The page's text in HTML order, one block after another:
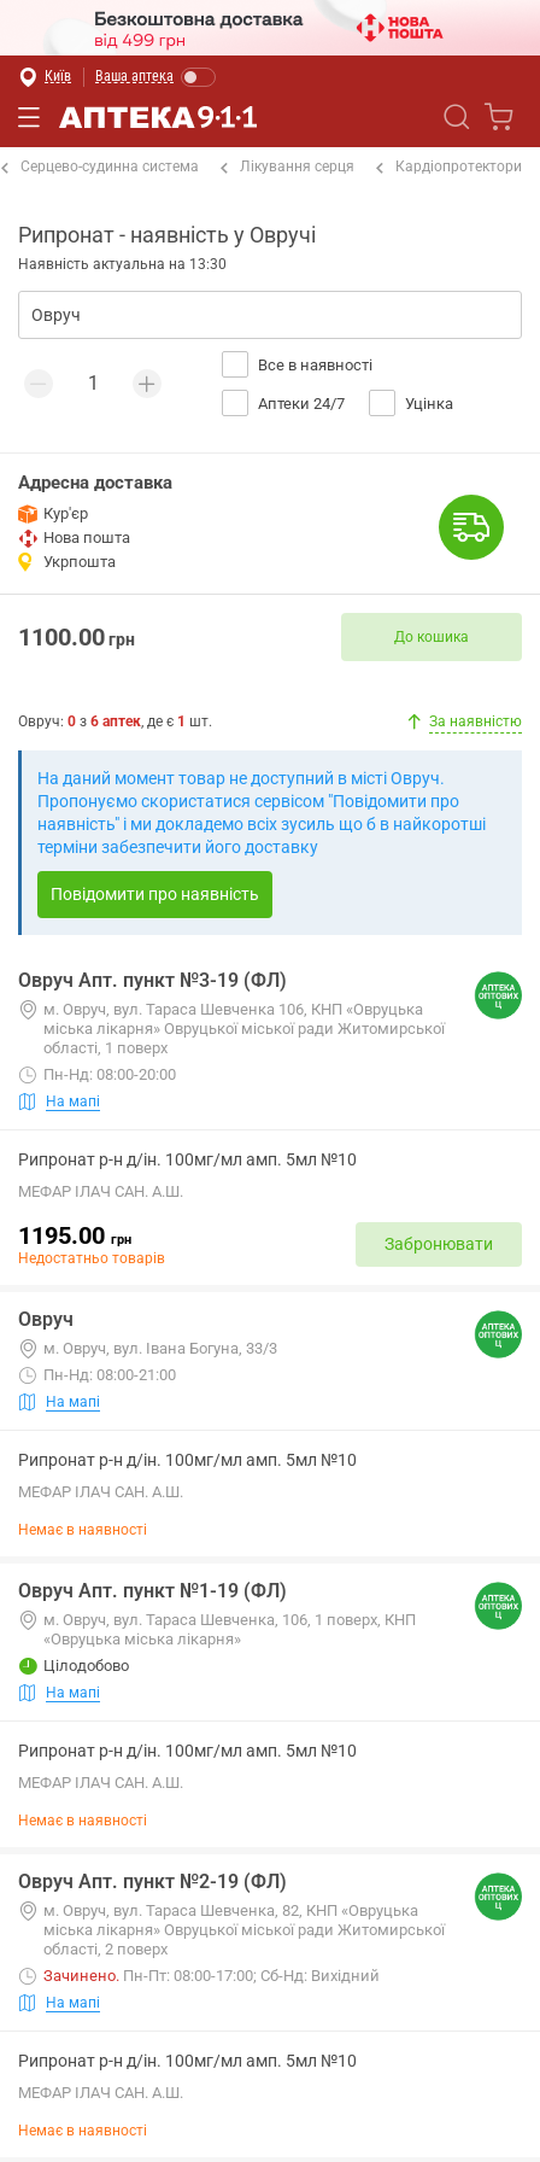
Київ Ваша аптека
Серцево-судинна система Лікування серця Кардіопротектори
Рипронат - наявність у Овручі
Наявність актуальна на 13:30
Все в наявності
Аптеки 24/7 Уцінка
Адресна доставка
Кур'єр
Нова пошта
Укрпошта
1100.00грн До кошика
Овруч: 0 з 6 аптек, де є 1 шт. За наявністю
На даний момент товар не доступний в місті Овруч.
Пропонуємо скористатися сервісом "Повідомити про
наявність" і ми докладемо всіх зусиль що б в найкоротші
терміни забезпечити його доставку
Повідомити про наявність
Овруч Апт. пункт №3-19 (ФЛ)
м. Овруч, вул. Тараса Шевченка 106, КНП «Овруцька
міська лікарня» Овруцької міської ради Житомирської
області, 1 поверх
Пн-Нд: 08:00-20:00
На мапі
Рипронат р-н д/ін. 100мг/мл амп. 5мл №10
МЕФАР ІЛАЧ САН. А.Ш.
1195.00 грн
Недостатньо товарів
Забронювати
Овруч
м. Овруч, вул. Івана Богуна, 33/3
Пн-Нд: 08:00-21:00
На мапі
Рипронат р-н д/ін. 100мг/мл амп. 5мл №10
МЕФАР ІЛАЧ САН. А.Ш.
Немає в наявності
Овруч Апт. пункт №1-19 (ФЛ)
м. Овруч, вул. Тараса Шевченка, 106, 1 поверх, КНП
«Овруцька міська лікарня»
Цілодобово
На мапі
Рипронат р-н д/ін. 100мг/мл амп. 5мл №10
МЕФАР ІЛАЧ САН. А.Ш.
Немає в наявності
Овруч Апт. пункт №2-19 (ФЛ)
м. Овруч, вул. Тараса Шевченка, 82, КНП «Овруцька
міська лікарня» Овруцької міської ради Житомирської
області, 2 поверх
Зачинено. Пн-Пт: 08:00-17:00; Сб-Нд: Вихідний
На мапі
Рипронат р-н д/ін. 100мг/мл амп. 5мл №10
МЕФАР ІЛАЧ САН. А.Ш.
Немає в наявності